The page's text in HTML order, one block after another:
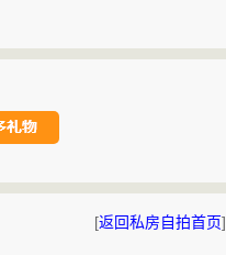
[返回私房自拍首页]